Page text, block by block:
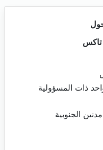
تاكس
ذات المسؤولية
الجنوبية